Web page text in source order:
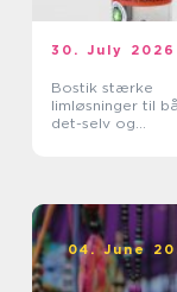
30. July 2026
Bostik stærke
limløsninger til
det-selv og
04. June